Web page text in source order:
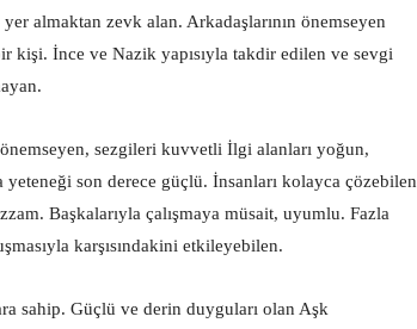
almaktan zevk alan. Arkadaşlarının önemseyen
kişi. İnce ve Nazik yapısıyla takdir edilen ve sevgi
sezgileri kuvvetli İlgi alanları yoğun,
son derece güçlü. İnsanları kolayca çözebilen
Başkalarıyla çalışmaya müsait, uyumlu. Fazla
karşısındakini etkileyebilen.
sahip. Güçlü ve derin duyguları olan Aşk